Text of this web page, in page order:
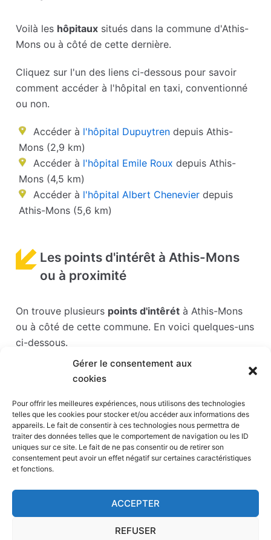
Gérer le consentement aux
cookies
Pour offrir les meilleures expériences, nous utilisons des technologies
telles que les cookies pour stocker et/ou accéder aux informations des
appareils. Le fait de consentir à ces technologies nous permettra de
traiter des données telles que le comportement de navigation ou les ID
uniques sur ce site. Le fait de ne pas consentir ou de retirer son
consentement peut avoir un effet négatif sur certaines caractéristiques
et fonctions.
ACCEPTER
REFUSER
Voilà les hôpitaux situés dans la commune d'Athis-
Mons ou à côté de cette dernière.
Cliquez sur l'un des liens ci-dessous pour savoir
comment accéder à l'hôpital en taxi, conventionné
ou non.
Accéder à l'hôpital Dupuytren depuis Athis-
Mons (2,9 km)
Accéder à l'hôpital Emile Roux depuis Athis-
Mons (4,5 km)
Accéder à l'hôpital Albert Chenevier depuis
Athis-Mons (5,6 km)
Les points d'intérêt à Athis-Mons
ou à proximité
On trouve plusieurs points d'intêrét à Athis-Mons
ou à côté de cette commune. En voici quelques-uns
ci-dessous.
Les points d'intérêts sont généralement bien
desservis en matière de transports. Si vous cliquez
sur l'un des liens ci-dessous, vous en saurez plus
sur l'accessibilité en taxi et la proximité des
stations de taxis du point d'intérêt en question.
Stade Sébastien Charléty(7,4 km)
Voûtes(8 km)
Parc Zoologique de Paris(8,1 km)
Accorhotels Arena(8,5 km)